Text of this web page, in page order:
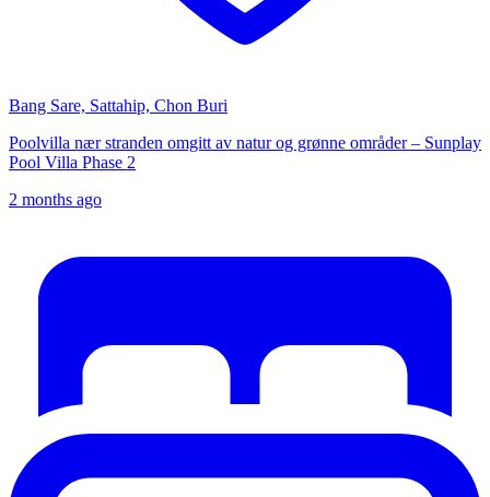
Bang Sare, Sattahip, Chon Buri
Poolvilla nær stranden omgitt av natur og grønne områder – Sunplay
Pool Villa Phase 2
2 months ago